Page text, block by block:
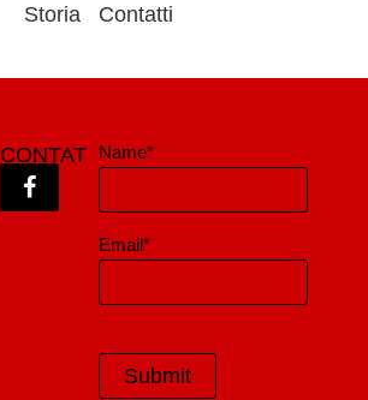
Storia Contatti
CONTAT
Name*
Email*